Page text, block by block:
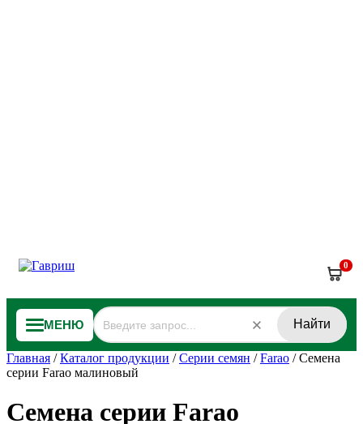
0
МЕНЮ Найти
Главная /Каталог продукции /Серии семян /Farao /Семена
серии Farao малиновый
Семена серии Farao